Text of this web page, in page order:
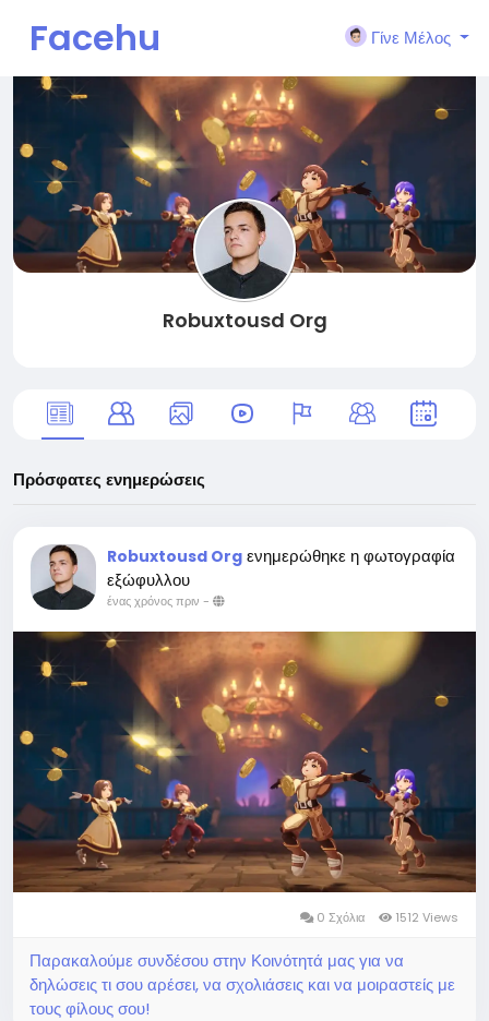
Facehu
n
Γίνε Μέλος
Robuxtousd Org
Πρόσφατες ενημερώσεις
Robuxtousd Org ενημερώθηκε η φωτογραφία
εξώφυλλου
ένας χρόνος πριν -
0 Σχόλια 1512 Views
Παρακαλούμε συνδέσου στην Κοινότητά μας για να
δηλώσεις τι σου αρέσει, να σχολιάσεις και να μοιραστείς με
τους φίλους σου!